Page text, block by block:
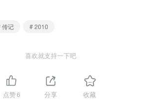
传记 # 2010
喜欢就支持一下吧
点赞6 分享 收藏